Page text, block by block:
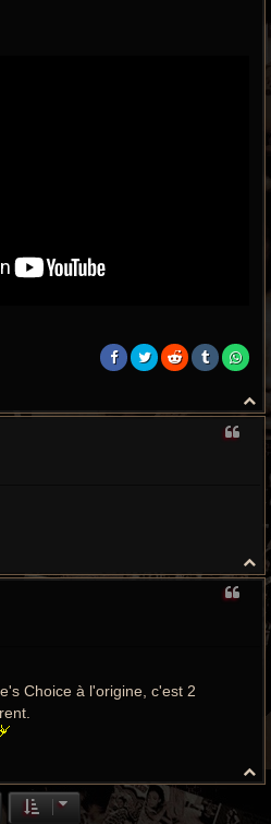
a
H
a
Choice à l'origine, c'est 2
H
a